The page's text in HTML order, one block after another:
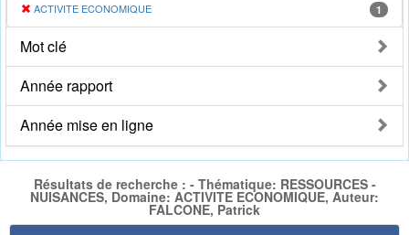
ACTIVITE ECONOMIQUE 1
Mot clé
Année rapport
Année mise en ligne
Résultats de recherche : - Thématique: RESSOURCES -
NUISANCES, Domaine: ACTIVITE ECONOMIQUE, Auteur:
FALCONE, Patrick